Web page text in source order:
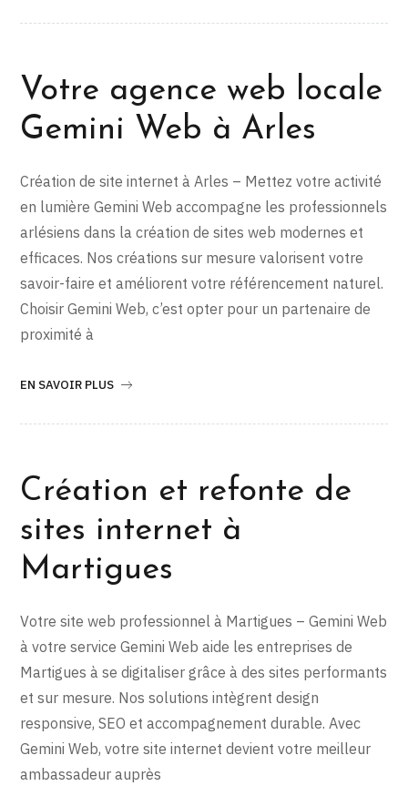
Votre agence web locale
Gemini Web à Arles
Création de site internet à Arles – Mettez votre activité
en lumière Gemini Web accompagne les professionnels
arlésiens dans la création de sites web modernes et
efficaces. Nos créations sur mesure valorisent votre
savoir-faire et améliorent votre référencement naturel.
Choisir Gemini Web, c’est opter pour un partenaire de
proximité à
EN SAVOIR PLUS
Création et refonte de
sites internet à
Martigues
Votre site web professionnel à Martigues – Gemini Web
à votre service Gemini Web aide les entreprises de
Martigues à se digitaliser grâce à des sites performants
et sur mesure. Nos solutions intègrent design
responsive, SEO et accompagnement durable. Avec
Gemini Web, votre site internet devient votre meilleur
ambassadeur auprès